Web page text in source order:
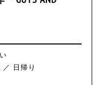
日帰り